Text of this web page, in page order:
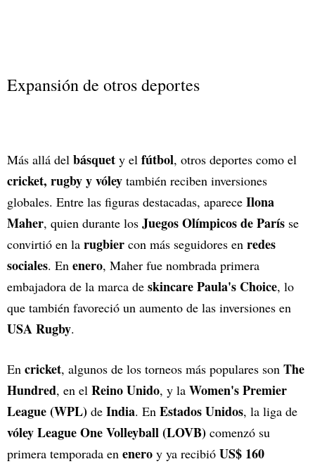
Expansión de otros deportes
Más allá del básquet y el fútbol, otros deportes como el
cricket, rugby y vóley también reciben inversiones
globales. Entre las figuras destacadas, aparece Ilona
Maher, quien durante los Juegos Olímpicos de París se
convirtió en la rugbier con más seguidores en redes
sociales. En enero, Maher fue nombrada primera
embajadora de la marca de skincare Paula's Choice, lo
que también favoreció un aumento de las inversiones en
USA Rugby.
En cricket, algunos de los torneos más populares son The
Hundred, en el Reino Unido, y la Women's Premier
League (WPL) de India. En Estados Unidos, la liga de
vóleyLeague One Volleyball (LOVB) comenzó su
primera temporada en enero y ya recibió US$ 160